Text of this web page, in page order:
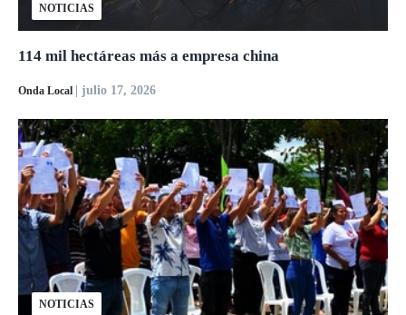
NOTICIAS
114 mil hectáreas más a empresa china
Onda Local | julio 17, 2026
NOTICIAS